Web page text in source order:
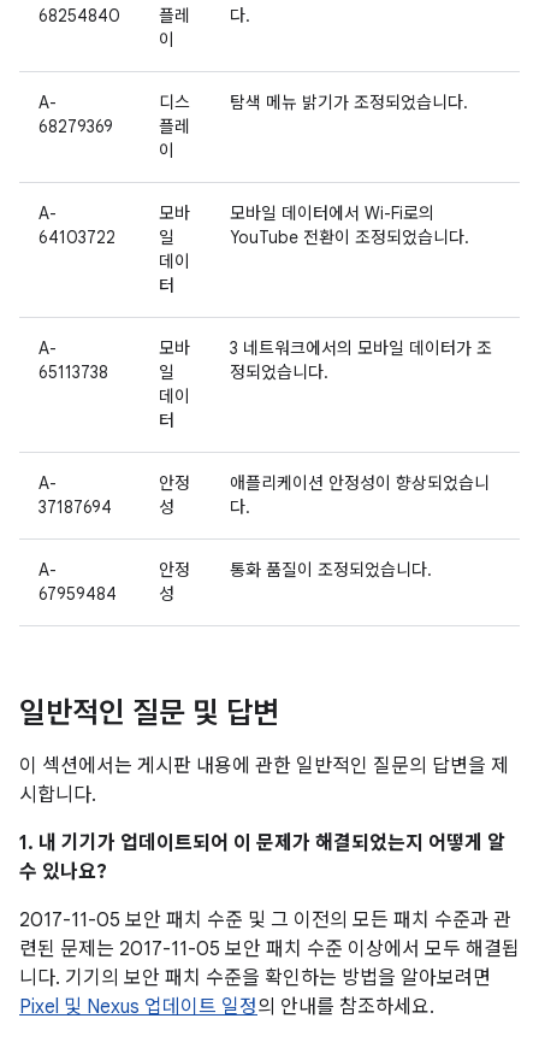
68254840
플레
이
다.
A-
68279369
디스
플레
이
탐색 메뉴 밝기가 조정되었습니다.
A-
64103722
모바
일
데이
터
모바일 데이터에서 Wi-Fi로의
YouTube 전환이 조정되었습니다.
A-
65113738
모바
일
데이
터
3 네트워크에서의 모바일 데이터가 조
정되었습니다.
A-
37187694
안정
성
애플리케이션 안정성이 향상되었습니
다.
A-
67959484
안정
성
통화 품질이 조정되었습니다.
일반적인 질문 및 답변
이 섹션에서는 게시판 내용에 관한 일반적인 질문의 답변을 제
시합니다.
1. 내 기기가 업데이트되어 이 문제가 해결되었는지 어떻게 알
수 있나요?
2017-11-05 보안 패치 수준 및 그 이전의 모든 패치 수준과 관
련된 문제는 2017-11-05 보안 패치 수준 이상에서 모두 해결됩
니다. 기기의 보안 패치 수준을 확인하는 방법을 알아보려면
Pixel 및 Nexus 업데이트 일정의 안내를 참조하세요.